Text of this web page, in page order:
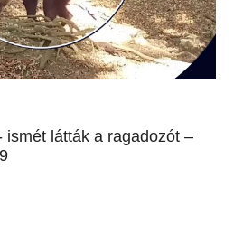
ismét látták a ragadozót –